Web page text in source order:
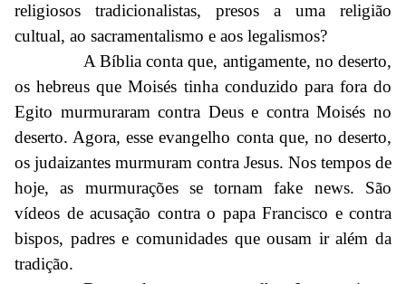
religiosos tradicionalistas, presos a uma religião
cultual, ao sacramentalismo e aos legalismos?
A Bíblia conta que, antigamente, no deserto,
os hebreus que Moisés tinha conduzido para fora do
Egito murmuraram contra Deus e contra Moisés no
deserto. Agora, esse evangelho conta que, no deserto,
os judaizantes murmuram contra Jesus. Nos tempos de
hoje, as murmurações se tornam fake news. São
vídeos de acusação contra o papa Francisco e contra
bispos, padres e comunidades que ousam ir além da
tradição.